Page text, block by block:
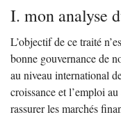
I. mon analyse
L’objectif de ce traité
bonne gouvernance de
au niveau international
croissance et l’emploi
rassurer les marchés